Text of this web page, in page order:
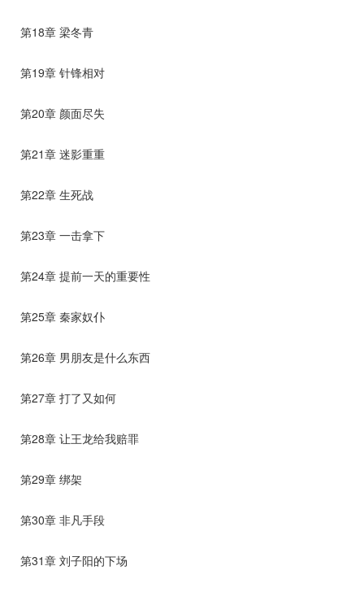
第18章 梁冬青
第19章 针锋相对
第20章 颜面尽失
第21章 迷影重重
第22章 生死战
第23章 一击拿下
第24章 提前一天的重要性
第25章 秦家奴仆
第26章 男朋友是什么东西
第27章 打了又如何
第28章 让王龙给我赔罪
第29章 绑架
第30章 非凡手段
第31章 刘子阳的下场